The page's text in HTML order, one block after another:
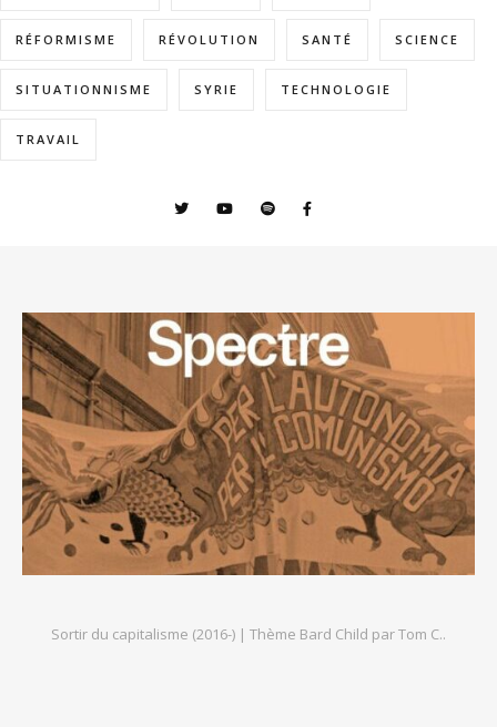
RÉFORMISME RÉVOLUTION SANTÉ SCIENCE
SITUATIONNISME SYRIE TECHNOLOGIE
TRAVAIL
Sortir du capitalisme (2016-) | Thème Bard Child parTom C..